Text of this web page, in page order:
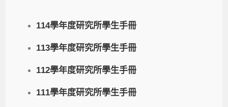
114學年度研究所學生手冊
113學年度研究所學生手冊
112學年度研究所學生手冊
111學年度研究所學生手冊